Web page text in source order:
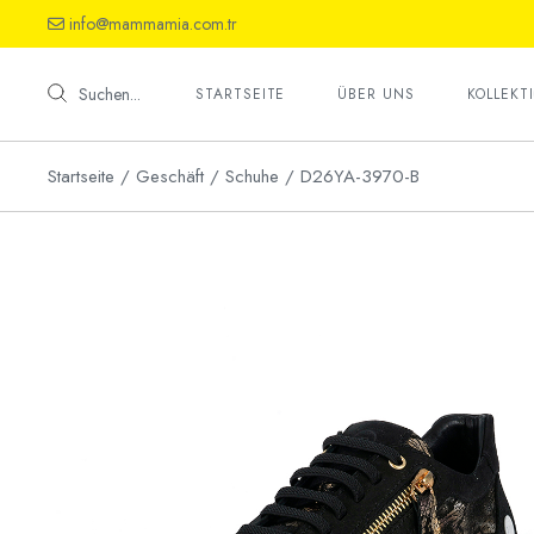
the
info@mammamia.com.tr
Suchen... STARTSEITE ÜBER UNS
Schuhe
Startseite
Geschäft Schuhe D26YA-3970-B